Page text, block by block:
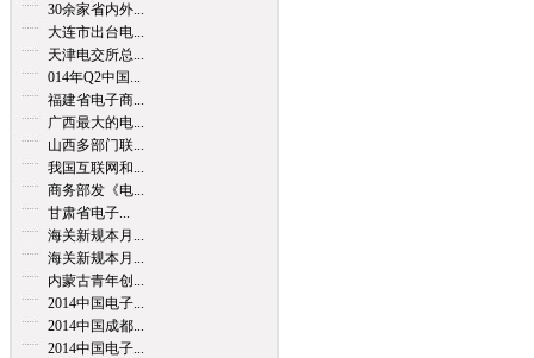
30余家省内外...
大连市出台电...
天津电交所总...
014年Q2中国...
福建省电子商...
广西最大的电...
山西多部门联...
我国互联网和...
商务部发《电...
甘肃省电子...
海关新规本月...
海关新规本月...
内蒙古青年创...
2014中国电子...
2014中国成都...
2014中国电子...